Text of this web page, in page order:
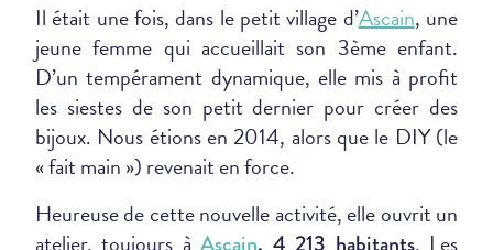
Il était une fois, dans le petit village d’Ascain, une
jeune femme qui accueillait son 3ème enfant.
D’un tempérament dynamique, elle mis à profit
les siestes de son petit dernier pour créer des
bijoux. Nous étions en 2014, alors que le DIY (le
« fait main ») revenait en force.
Heureuse de cette nouvelle activité, elle ouvrit un
atelier, toujours à
. Les